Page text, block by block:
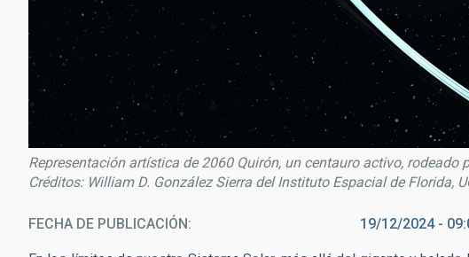
Representación artística de 2060 Quirón, un centauro activo,
Créditos: William D. González Sierra del Instituto Espacial de Florida,
FECHA DE PUBLICACIÓN 19/12/2024 -